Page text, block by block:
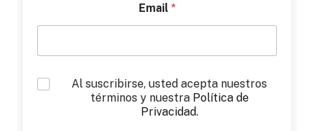
Email *
*
Al suscribirse, usted acepta nuestros
términos y nuestra Política de
Privacidad.